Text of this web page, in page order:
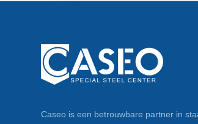
Caseo is een betrouwbare partner in